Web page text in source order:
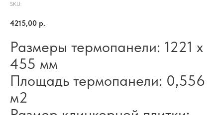
SKU:
4215,00 р.
Размеры термопанели: 1221 х
455 мм
Площадь термопанели: 0,556
м2